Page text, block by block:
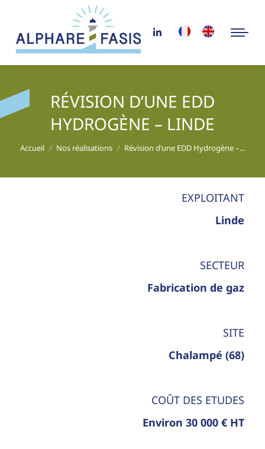
RÉVISION D’UNE EDD
HYDROGÈNE – LINDE
Vous êtes ici :
Accueil Nos réalisations Révision d’une EDD Hydrogène –…
EXPLOITANT
Linde
SECTEUR
Fabrication de gaz
SITE
Chalampé (68)
COÛT DES ETUDES
Environ 30 000 € HT